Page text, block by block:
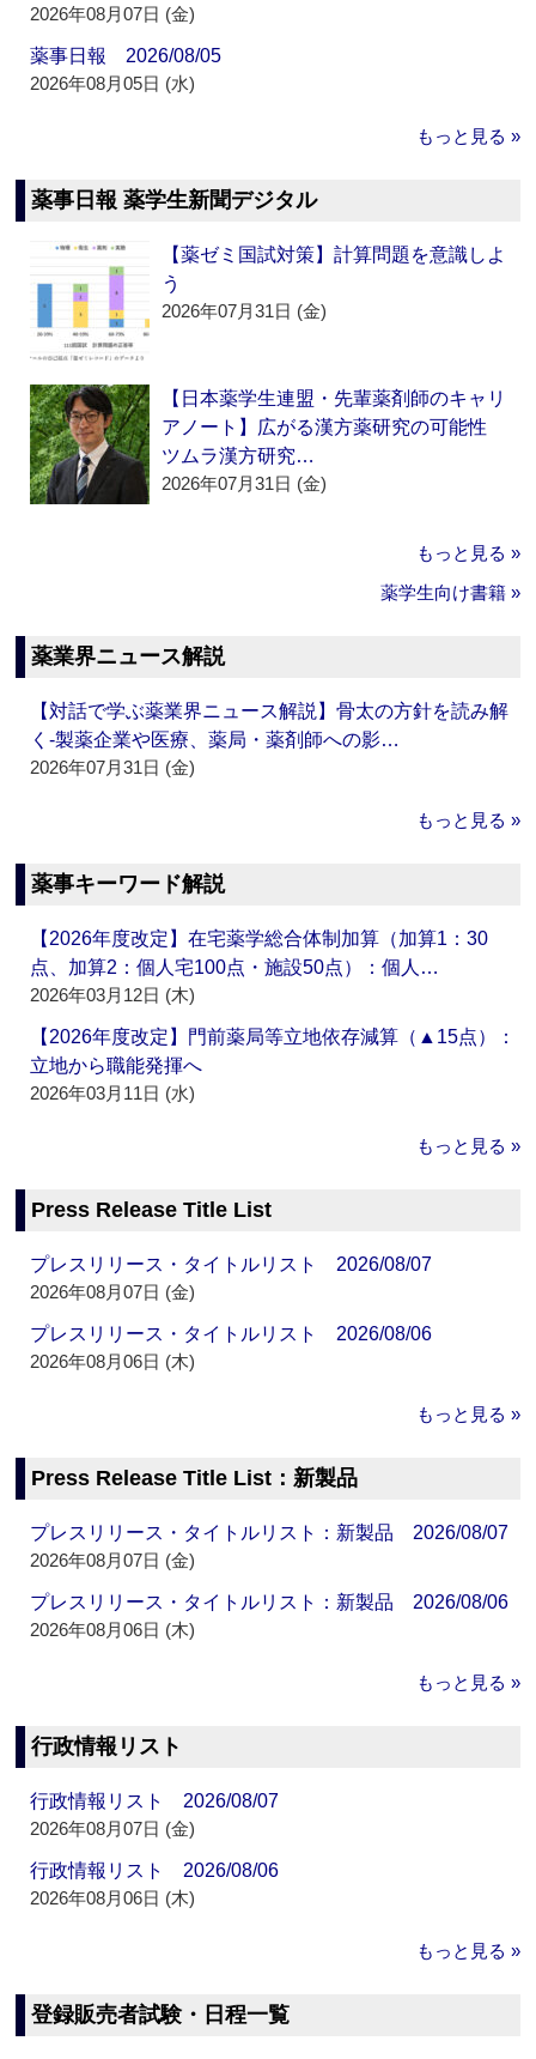
2026年08月07日 (金)
薬事日報 2026/08/05
2026年08月05日 (水)
もっと見る »
薬事日報 薬学生新聞デジタル
【薬ゼミ国試対策】計算問題を意識しよ
う
2026年07月31日 (金)
【日本薬学生連盟・先輩薬剤師のキャリ
アノート】広がる漢方薬研究の可能性
ツムラ漢方研究…
2026年07月31日 (金)
もっと見る »
薬学生向け書籍 »
薬業界ニュース解説
【対話で学ぶ薬業界ニュース解説】骨太の方針を読み解
く‐製薬企業や医療、薬局・薬剤師への影…
2026年07月31日 (金)
もっと見る »
薬事キーワード解説
【2026年度改定】在宅薬学総合体制加算（加算1：30
点、加算2：個人宅100点・施設50点）：個人…
2026年03月12日 (木)
【2026年度改定】門前薬局等立地依存減算（▲15点）：
立地から職能発揮へ
2026年03月11日 (水)
もっと見る »
Press Release Title List
プレスリリース・タイトルリスト 2026/08/07
2026年08月07日 (金)
プレスリリース・タイトルリスト 2026/08/06
2026年08月06日 (木)
もっと見る »
Press Release Title List：新製品
プレスリリース・タイトルリスト：新製品 2026/08/07
2026年08月07日 (金)
プレスリリース・タイトルリスト：新製品 2026/08/06
2026年08月06日 (木)
もっと見る »
行政情報リスト
行政情報リスト 2026/08/07
2026年08月07日 (金)
行政情報リスト 2026/08/06
2026年08月06日 (木)
もっと見る »
登録販売者試験・日程一覧